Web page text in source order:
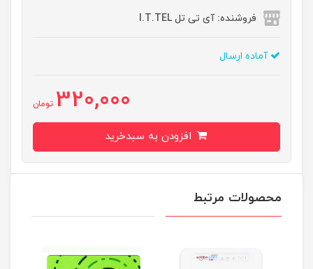
فروشنده: آی تی تل I.T.TEL
آماده ارسال
320,000 تومان
محصولات مرتبط